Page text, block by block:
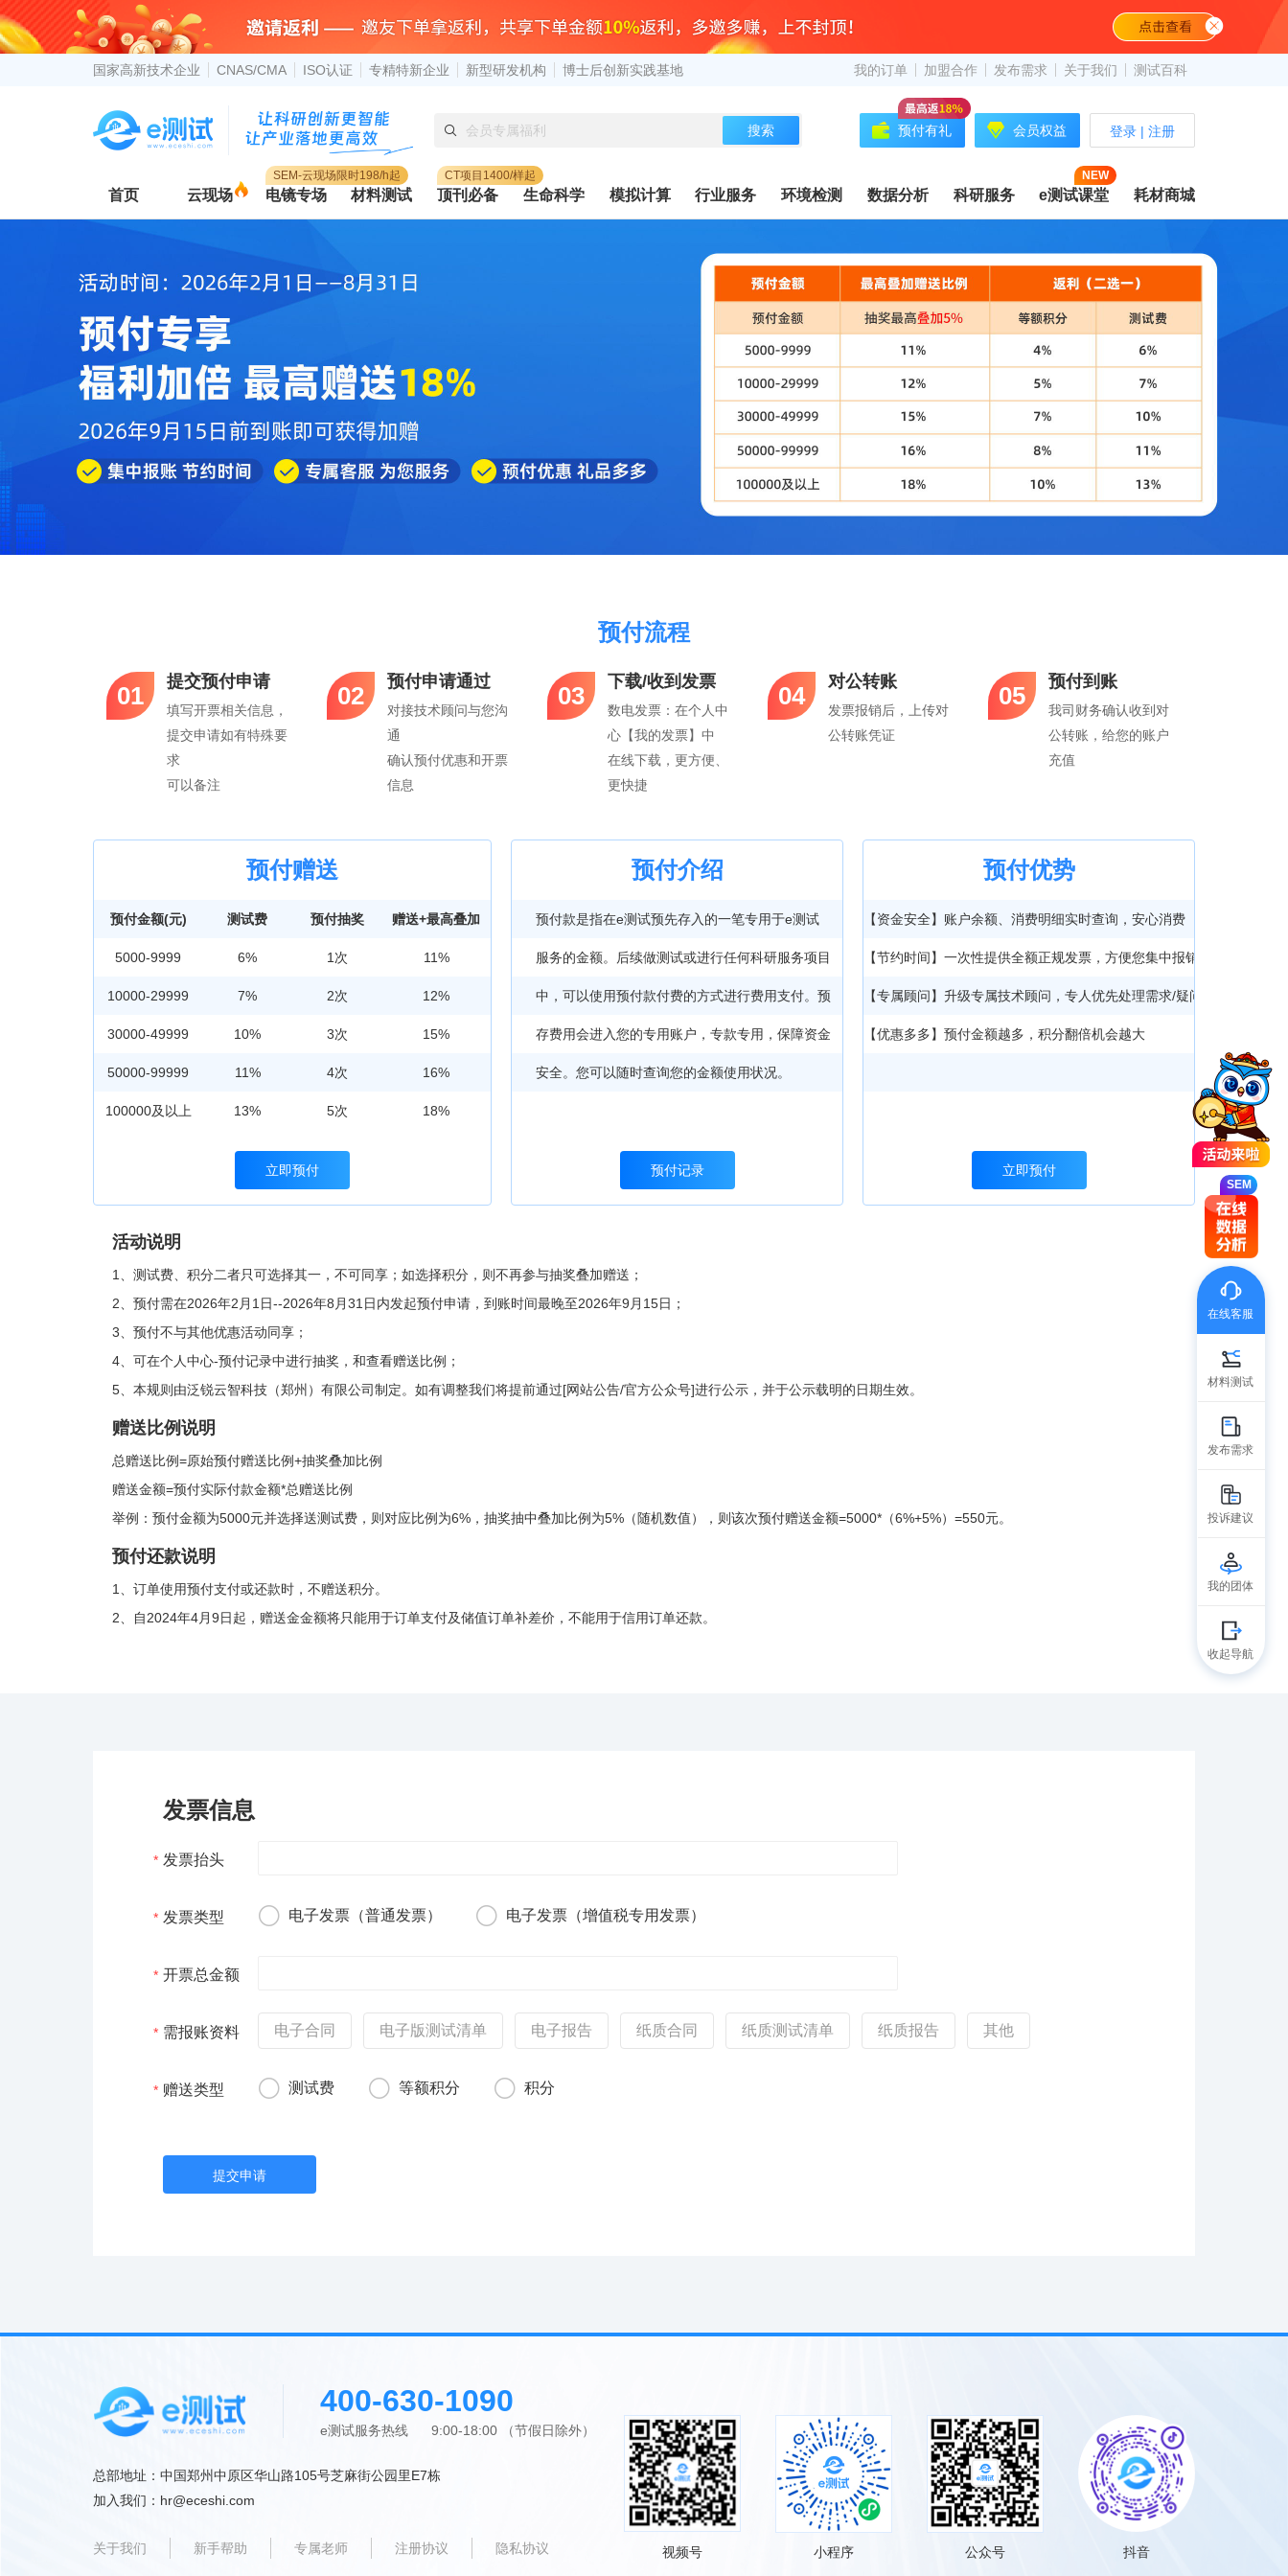
国家高新技术企业 CNAS/CMA ISO认证 专精特新企业 新型研发机构 博士后创新实践基地 我的订单 加盟合作 发布需求 关于我们 测试百科
搜索 预付有礼 会员权益 登录 | 注册
首页 云现场 电镜专场
SEM-云现场限时198/h起
材料测试 顶刊必备
CT项目1400/样起
生命科学 模拟计算 行业服务 环境检测 数据分析 科研服务 e测试课堂
NEW
耗材商城
预付流程
01 提交预付申请
填写开票相关信息，
提交申请如有特殊要
求
可以备注
02 预付申请通过
对接技术顾问与您沟
通
确认预付优惠和开票
信息
03 下载/收到发票
数电发票：在个人中
心【我的发票】中
在线下载，更方便、
更快捷
04 对公转账
发票报销后，上传对
公转账凭证
05 预付到账
我司财务确认收到对
公转账，给您的账户
充值
预付赠送
预付金额(元) 测试费 预付抽奖 赠送+最高叠加
5000-9999 6% 1次 11%
10000-29999 7% 2次 12%
30000-49999 10% 3次 15%
50000-99999 11% 4次 16%
100000及以上 13% 5次 18%
立即预付
预付介绍
预付款是指在e测试预先存入的一笔专用于e测试
服务的金额。后续做测试或进行任何科研服务项目
中，可以使用预付款付费的方式进行费用支付。预
存费用会进入您的专用账户，专款专用，保障资金
安全。您可以随时查询您的金额使用状况。
预付记录
预付优势
【资金安全】账户余额、消费明细实时查询，安心消费
【节约时间】一次性提供全额正规发票，方便您集中报销
【专属顾问】升级专属技术顾问，专人优先处理需求/疑问
【优惠多多】预付金额越多，积分翻倍机会越大
立即预付
活动说明
1、测试费、积分二者只可选择其一，不可同享；如选择积分，则不再参与抽奖叠加赠送；
2、预付需在2026年2月1日--2026年8月31日内发起预付申请，到账时间最晚至2026年9月15日；
3、预付不与其他优惠活动同享；
4、可在个人中心-预付记录中进行抽奖，和查看赠送比例；
5、本规则由泛锐云智科技（郑州）有限公司制定。如有调整我们将提前通过[网站公告/官方公众号]进行公示，并于公示载明的日期生效。
赠送比例说明
总赠送比例=原始预付赠送比例+抽奖叠加比例
赠送金额=预付实际付款金额*总赠送比例
举例：预付金额为5000元并选择送测试费，则对应比例为6%，抽奖抽中叠加比例为5%（随机数值），则该次预付赠送金额=5000*（6%+5%）=550元。
预付还款说明
1、订单使用预付支付或还款时，不赠送积分。
2、自2024年4月9日起，赠送金金额将只能用于订单支付及储值订单补差价，不能用于信用订单还款。
发票信息
* 发票抬头
* 发票类型 电子发票（普通发票） 电子发票（增值税专用发票）
* 开票总金额
* 需报账资料 电子合同 电子版测试清单 电子报告 纸质合同 纸质测试清单 纸质报告 其他
* 赠送类型 测试费 等额积分 积分
提交申请
400-630-1090
e测试服务热线 9:00-18:00 （节假日除外）
总部地址：中国郑州中原区华山路105号芝麻街公园里E7栋
加入我们：hr@eceshi.com
关于我们 新手帮助 专属老师 注册协议 隐私协议 视频号 小程序 公众号 抖音
SEM
SEM
SEM
在线客服
材料测试
发布需求
投诉建议
我的团体
收起导航